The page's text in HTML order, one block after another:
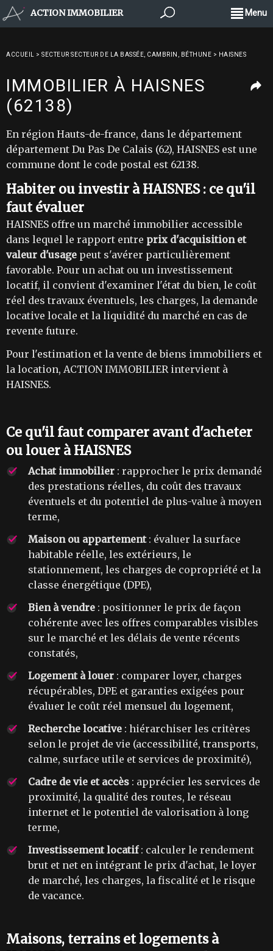
ACTION IMMOBILIER Menu
ACCUEIL > SECTEUR SECTEUR DE LA BASSÉE, CAMBRIN, BÉTHUNE > HAISNES
IMMOBILIER À HAISNES
(62138)
En région Hauts-de-france, dans le département
département Du Pas De Calais (62), HAISNES est une
commune dont le code postal est 62138.
Habiter ou investir à HAISNES : ce qu'il
faut évaluer
HAISNES offre un marché immobilier accessible
dans lequel le rapport entre prix d'acquisition et
valeur d'usage peut s'avérer particulièrement
favorable. Pour un achat ou un investissement
locatif, il convient d'examiner l'état du bien, le coût
réel des travaux éventuels, les charges, la demande
locative locale et la liquidité du marché en cas de
revente future.
Pour l'estimation et la vente de biens immobiliers et
la location, ACTION IMMOBILIER intervient à
HAISNES.
Ce qu'il faut comparer avant d'acheter
ou louer à HAISNES
Achat immobilier : rapprocher le prix demandé
des prestations réelles, du coût des travaux
éventuels et du potentiel de plus-value à moyen
terme,
Maison ou appartement: évaluer la surface
habitable réelle, les extérieurs, le
stationnement, les charges de copropriété et la
classe énergétique (DPE),
Bien à vendre : positionner le prix de façon
cohérente avec les offres comparables visibles
sur le marché et les délais de vente récents
constatés,
Logement à louer : comparer loyer, charges
récupérables, DPE et garanties exigées pour
évaluer le coût réel mensuel du logement,
Recherche locative : hiérarchiser les critères
selon le projet de vie (accessibilité, transports,
calme, surface utile et services de proximité),
Cadre de vie et accès : apprécier les services de
proximité, la qualité des routes, le réseau
internet et le potentiel de valorisation à long
terme,
Investissement locatif: calculer le rendement
brut et net en intégrant le prix d'achat, le loyer
de marché, les charges, la fiscalité et le risque
de vacance.
Maisons, terrains et logements à